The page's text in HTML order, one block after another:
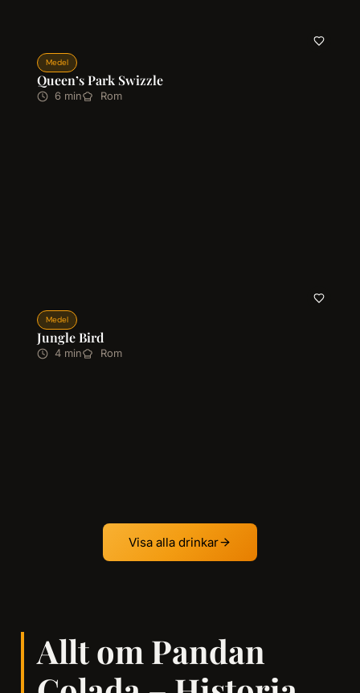
Medel
Queen’s Park Swizzle
6 min Rom
Medel
Jungle Bird
4 min Rom
Visa alla drinkar
Allt om Pandan